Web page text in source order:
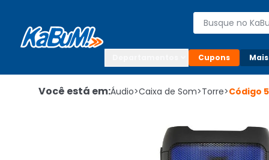
Buscar
Cupons
Você está em:Áudio>Caixa de Som>Torre>Código